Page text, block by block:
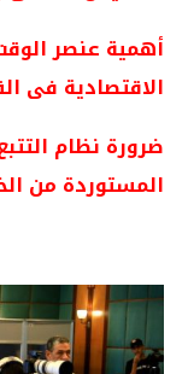
أهمية عنصر
الاقتصادية فى
ضرورة نظام
المستوردة من